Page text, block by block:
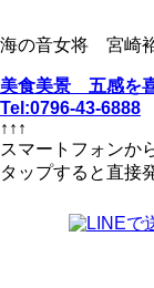
海の音女将 宮崎
美食美景 五感を
Tel:0796-43-6888
↑↑↑
スマートフォンか
タップすると直接